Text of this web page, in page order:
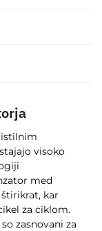
visoko
med
kar
za ciklom.
zasnovani za